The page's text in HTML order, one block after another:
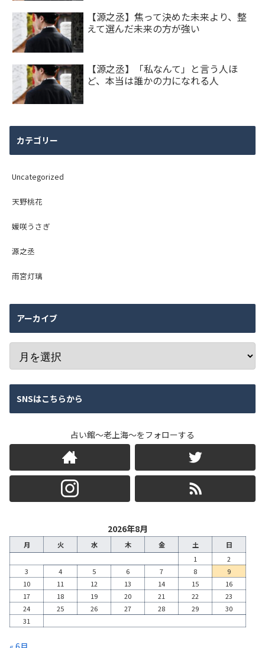
【源之丞】焦って決めた未来より、整
えて選んだ未来の方が強い
【源之丞】「私なんて」と言う人ほ
ど、本当は誰かの力になれる人
カテゴリー
Uncategorized
天野桃花
媛咲うさぎ
源之丞
雨宮灯璃
アーカイブ
SNSはこちらから
占い館～老上海～をフォローする
2026年8月
月 火 水 木 金 土
日
1
2
3
4 5 6 7 8
9
10
11 12 13 14 15
16
17
18 19 20 21 22
23
24
25 26 27 28 29
30
31